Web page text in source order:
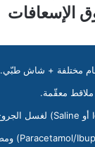
الإسعافات
مختلفة + شاش طبّي.
معقّمة.